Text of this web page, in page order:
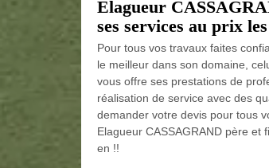
Elagueur
ses services au prix
Pour tous vos travaux faites
le meilleur dans son domaine,
vous offre ses prestations de
réalisation de service avec des
demander votre devis pour tous
Elagueur CASSAGRAND père
en !!